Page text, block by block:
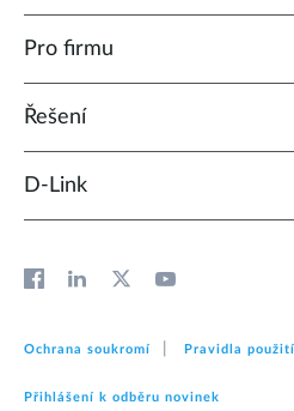
Pro firmu
Řešení
D‑Link
Ochrana soukromí Pravidla použití
Přihlášení k odběru novinek